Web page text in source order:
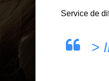
Service de
>